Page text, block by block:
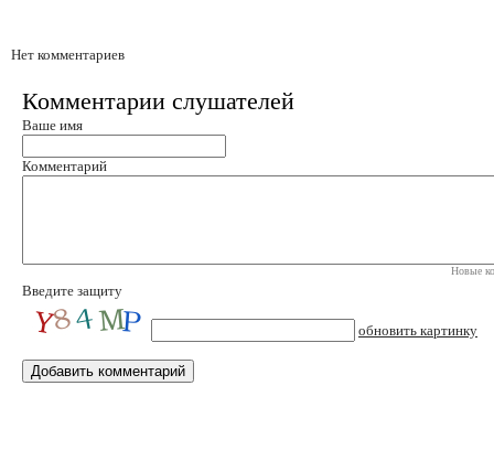
Нет комментариев
Комментарии слушателей
Ваше имя
Комментарий
Новые
Введите защиту
обновить картинку